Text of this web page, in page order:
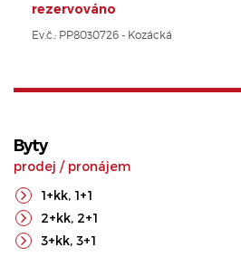
rezervováno
Ev.č.: PP8030726 - Kozácká
Byty
prodej / pronájem
1+kk, 1+1
2+kk, 2+1
3+kk, 3+1